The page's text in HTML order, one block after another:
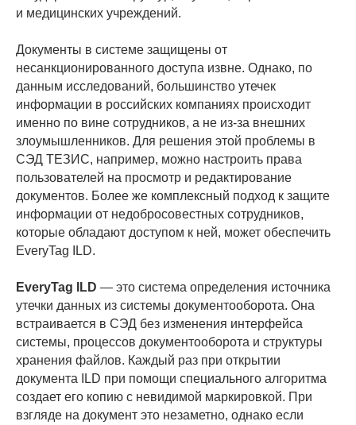
и медицинских учреждений.
Документы в системе защищены от
несанкционированного доступа извне. Однако, по
данным исследований, большинство утечек
информации в российских компаниях происходит
именно по вине сотрудников, а не из-за внешних
злоумышленников. Для решения этой проблемы в
СЭД ТЕЗИС, например, можно настроить права
пользователей на просмотр и редактирование
документов. Более же комплексный подход к защите
информации от недобросовестных сотрудников,
которые обладают доступом к ней, может обеспечить
EveryTag ILD.
EveryTag ILD — это система определения источника
утечки данных из системы документооборота. Она
встраивается в СЭД без изменения интерфейса
системы, процессов документооборота и структуры
хранения файлов. Каждый раз при открытии
документа ILD при помощи специального алгоритма
создает его копию с невидимой маркировкой. При
взгляде на документ это незаметно, однако если